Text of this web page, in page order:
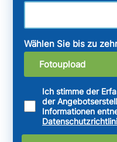
Wählen Sie bis zu
Fotoupload
Ich stimme der
der
Informationen